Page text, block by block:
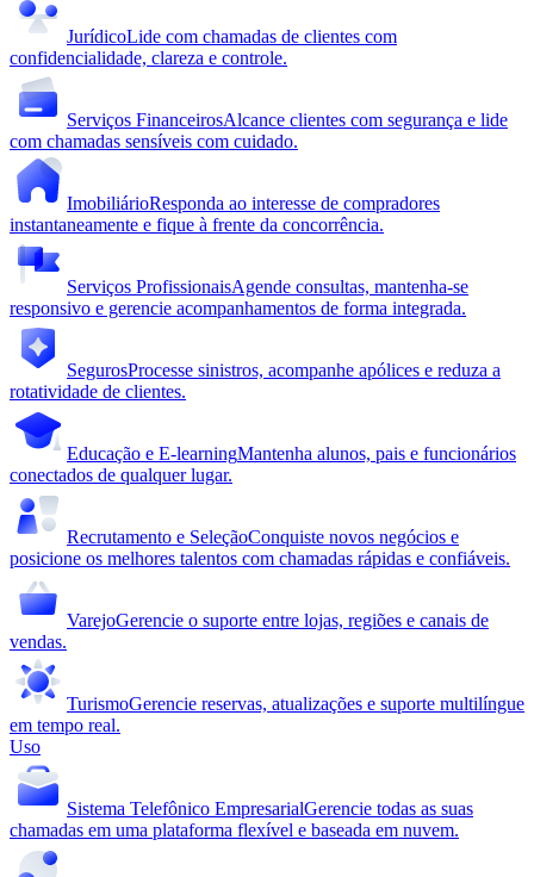
JurídicoLide com chamadas de clientes com
confidencialidade, clareza e controle.
Serviços FinanceirosAlcance clientes com segurança e lide
com chamadas sensíveis com cuidado.
ImobiliárioResponda ao interesse de compradores
instantaneamente e fique à frente da concorrência.
Serviços ProfissionaisAgende consultas, mantenha-se
responsivo e gerencie acompanhamentos de forma integrada.
SegurosProcesse sinistros, acompanhe apólices e reduza a
rotatividade de clientes.
Educação e E-learningMantenha alunos, pais e funcionários
conectados de qualquer lugar.
Recrutamento e SeleçãoConquiste novos negócios e
posicione os melhores talentos com chamadas rápidas e confiáveis.
VarejoGerencie o suporte entre lojas, regiões e canais de
vendas.
TurismoGerencie reservas, atualizações e suporte multilíngue
em tempo real.
Uso
Sistema Telefônico EmpresarialGerencie todas as suas
chamadas em uma plataforma flexível e baseada em nuvem.